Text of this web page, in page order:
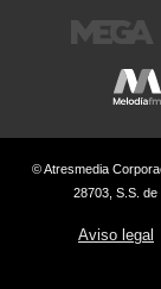
© Atresmedia
28703, S.S.
Aviso legal